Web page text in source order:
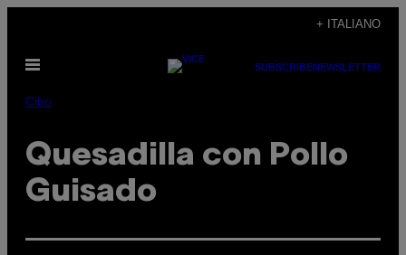
contenuto
+ ITALIANO
Apri
SUBSCRIBENEWSLETTER
Cibo
Quesadilla con Pollo
Guisado